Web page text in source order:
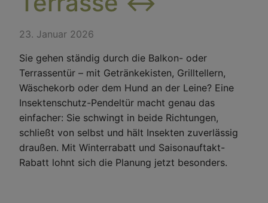
23. Januar 2026
Sie gehen ständig durch die Balkon- oder
Terrassentür – mit Getränkekisten, Grilltellern,
Wäschekorb oder dem Hund an der Leine? Eine
Insektenschutz-Pendeltür macht genau das
einfacher: Sie schwingt in beide Richtungen,
schließt von selbst und hält Insekten zuverlässig
draußen. Mit Winterrabatt und Saisonauftakt-
Rabatt lohnt sich die Planung jetzt besonders.